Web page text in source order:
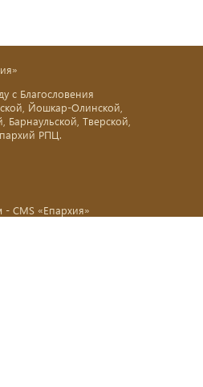
с Благословения
Йошкар-Олинской,
Барнаульской, Тверской,
РПЦ.
- CMS «Епархия»